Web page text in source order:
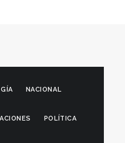
NACIONAL
POLÍTICA